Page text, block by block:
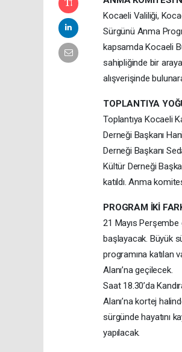
Kocaeli Valiliği,
Sürgünü Anma
kapsamda Kocaeli
sahipliğinde bir
alışverişinde
TOPLANTIYA
Toplantıya Kocaeli
Derneği Başkanı
Derneği Başkanı
Kültür Derneği
katıldı. Anma
PROGRAM İKİ
21 Mayıs Perşembe
başlayacak. Büyük
programına katılan
Alanı’na geçilecek.
Saat 18.30’da
Alanı’na kortej
sürgünde hayatını
yapılacak.